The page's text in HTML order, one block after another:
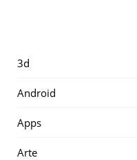
3d
Android
Apps
Arte